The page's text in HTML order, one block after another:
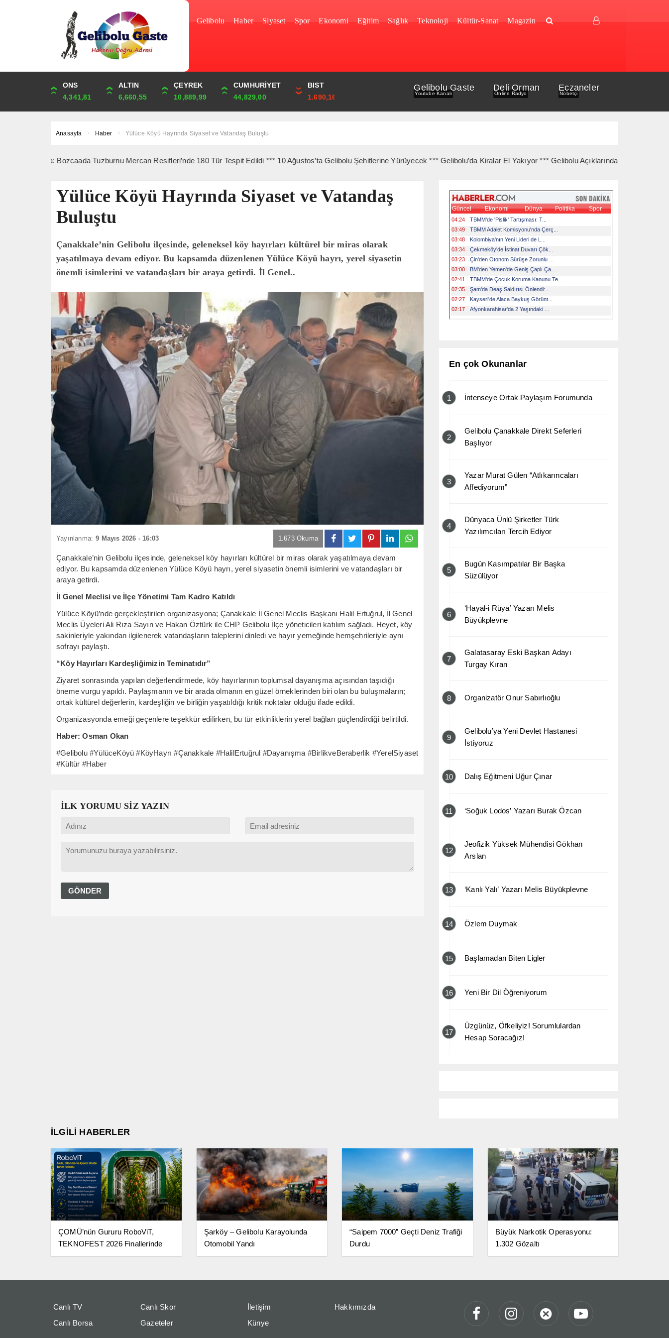
Gelibolu Haber Siyaset Spor Ekonomi Eğitim Sağlık Teknoloji Kültür-Sanat Magazin
DOLAR
47,6787
EURO
55,1254
STERLİN
64,3468
YEN
0,0000
FRANK
59,0083
ONS
4,341,81
ALTIN
6,660,55
ÇEYREK
10,889,99
CUMHURİYET
44,829,00
BIST
1.690,16
Gelibolu Gaste
Youtube Kanalı
Deli Orman
Online Radyo
Eczaneler
Nöbetçi
Anasayfa Haber Yülüce Köyü Hayrında Siyaset ve Vatandaş Buluştu
Bozcaada Tuzburnu Mercan Resifleri’nde 180 Tür Tespit Edildi *** 10 Ağustos’ta Gelibolu Şehitlerine Yürüyecek *** Gelibolu’da Kiralar El Yakıyor *** Gelibolu Açıklarında Gemi Yangını
Yülüce Köyü Hayrında Siyaset ve Vatandaş
Buluştu
Çanakkale’nin Gelibolu ilçesinde, geleneksel köy hayırları kültürel bir miras olarak
yaşatılmaya devam ediyor. Bu kapsamda düzenlenen Yülüce Köyü hayrı, yerel siyasetin
önemli isimlerini ve vatandaşları bir araya getirdi. İl Genel..
Yayınlanma: 9 Mayıs 2026 - 16:03 1.673 Okuma
Çanakkale’nin Gelibolu ilçesinde, geleneksel köy hayırları kültürel bir miras olarak yaşatılmaya devam
ediyor. Bu kapsamda düzenlenen Yülüce Köyü hayrı, yerel siyasetin önemli isimlerini ve vatandaşları bir
araya getirdi.
İl Genel Meclisi ve İlçe Yönetimi Tam Kadro Katıldı
Yülüce Köyü’nde gerçekleştirilen organizasyona; Çanakkale İl Genel Meclis Başkanı Halil Ertuğrul, İl Genel
Meclis Üyeleri Ali Rıza Sayın ve Hakan Öztürk ile CHP Gelibolu İlçe yöneticileri katılım sağladı. Heyet, köy
sakinleriyle yakından ilgilenerek vatandaşların taleplerini dinledi ve hayır yemeğinde hemşehrileriyle aynı
sofrayı paylaştı.
“Köy Hayırları Kardeşliğimizin Teminatıdır”
Ziyaret sonrasında yapılan değerlendirmede, köy hayırlarının toplumsal dayanışma açısından taşıdığı
öneme vurgu yapıldı. Paylaşmanın ve bir arada olmanın en güzel örneklerinden biri olan bu buluşmaların;
ortak kültürel değerlerin, kardeşliğin ve birliğin yaşatıldığı kritik noktalar olduğu ifade edildi.
Organizasyonda emeği geçenlere teşekkür edilirken, bu tür etkinliklerin yerel bağları güçlendirdiği belirtildi.
Haber: Osman Okan
#Gelibolu #YülüceKöyü #KöyHayrı #Çanakkale #HalilErtuğrul #Dayanışma #BirlikveBeraberlik #YerelSiyaset
#Kültür #Haber
İLK YORUMU SİZ YAZIN
En çok Okunanlar
1 İntenseye Ortak Paylaşım Forumunda
2
Gelibolu Çanakkale Direkt Seferleri
Başlıyor
3
Yazar Murat Gülen “Atlıkarıncaları
Affediyorum”
4
Dünyaca Ünlü Şirketler Türk
Yazılımcıları Tercih Ediyor
5
Bugün Kasımpatılar Bir Başka
Süzülüyor
6
‘Hayal-i Rüya’ Yazarı Melis
Büyükplevne
7
Galatasaray Eski Başkan Adayı
Turgay Kıran
8 Organizatör Onur Sabırlıoğlu
9
Gelibolu’ya Yeni Devlet Hastanesi
İstiyoruz
10 Dalış Eğitmeni Uğur Çınar
11 ‘Soğuk Lodos’ Yazarı Burak Özcan
12
Jeofizik Yüksek Mühendisi Gökhan
Arslan
13 ‘Kanlı Yalı’ Yazarı Melis Büyükplevne
14 Özlem Duymak
15 Başlamadan Biten Ligler
16 Yeni Bir Dil Öğreniyorum
17
Üzgünüz, Öfkeliyiz! Sorumlulardan
Hesap Soracağız!
İLGİLİ HABERLER
ÇOMÜ’nün Gururu RoboViT,
TEKNOFEST 2026 Finallerinde
Şarköy – Gelibolu Karayolunda
Otomobil Yandı
“Saipem 7000” Geçti Deniz Trafiği
Durdu
Büyük Narkotik Operasyonu:
1.302 Gözaltı
Canlı TV
Canlı Skor
Canlı Borsa
Gazeteler
İletişim
Hakkımızda
Künye